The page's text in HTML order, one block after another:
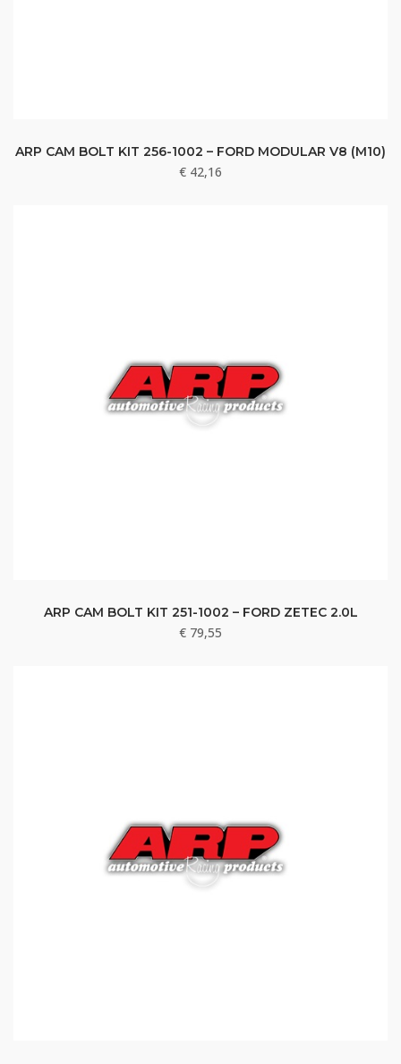
ARP CAM BOLT KIT 256-1002 – FORD MODULAR V8 (M10)
€ 42,16
ARP CAM BOLT KIT 251-1002 – FORD ZETEC 2.0L
€ 79,55